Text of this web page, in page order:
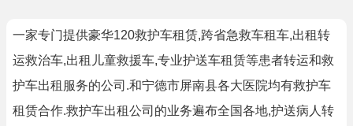
一家专门提供豪华120救护车租赁,跨省急救车租车,出租转
运救治车,出租儿童救援车,专业护送车租赁等患者转运和救
护车出租服务的公司.和宁德市屏南县各大医院均有救护车
租赁合作.救护车出租公司的业务遍布全国各地,护送病人转